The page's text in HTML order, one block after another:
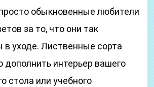
обыкновенные любители
за то, что они так
в уходе. Лиственные сорта
дополнить интерьер вашего
стола или учебного